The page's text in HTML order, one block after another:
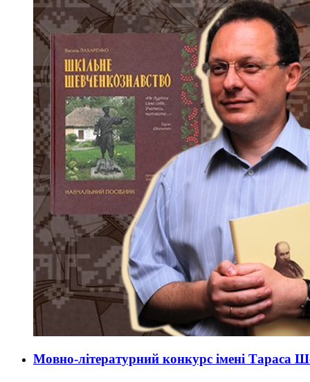
Мовно-літературний конкурс імені Тараса